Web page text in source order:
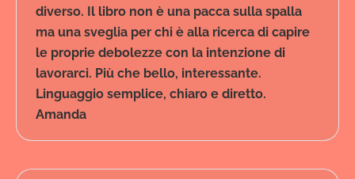
diverso. Il libro non è una pacca sulla spalla
ma una sveglia per chi è alla ricerca di capire
le proprie debolezze con la intenzione di
lavorarci. Più che bello, interessante.
Linguaggio semplice, chiaro e diretto.
Amanda